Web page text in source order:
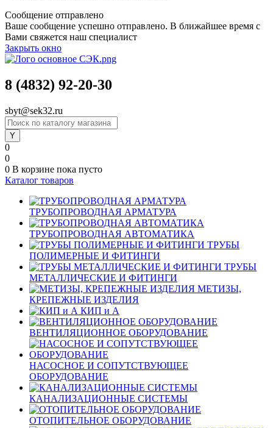
Сообщение отправлено
Ваше сообщение успешно отправлено. В ближайшее время с
Вами свяжется наш специалист
Закрыть окно
8 (4832) 92-20-30
sbyt@sek32.ru
0
0
0 В корзине пока пусто
Каталог товаров
ТРУБОПРОВОДНАЯ АРМАТУРА
ТРУБОПРОВОДНАЯ АВТОМАТИКА
ТРУБЫ
ПОЛИМЕРНЫЕ И ФИТИНГИ
ТРУБЫ
МЕТАЛЛИЧЕСКИЕ И ФИТИНГИ
МЕТИЗЫ,
КРЕПЕЖНЫЕ ИЗДЕЛИЯ
КИП и А
ВЕНТИЛЯЦИОННОЕ ОБОРУДОВАНИЕ
НАСОСНОЕ И СОПУТСТВУЮЩЕЕ
ОБОРУДОВАНИЕ
КАНАЛИЗАЦИОННЫЕ СИСТЕМЫ
ОТОПИТЕЛЬНОЕ ОБОРУДОВАНИЕ